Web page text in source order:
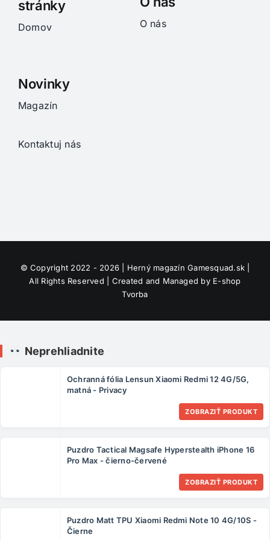
stránky
Domov O nás
Novinky
Magazín
Kontaktuj nás
© Copyright 2022 - 2026 | Herný magazínGamesquad.sk
All Rights Reserved | Created and Managed by E-shop
Tvorba
Neprehliadnite
Ochranná fólia Lensun Xiaomi Redmi 12 4G/5G,
matná - Privacy
ZOBRAZIŤ PRODUKT
Puzdro Tactical Magsafe Hyperstealth iPhone 16
Pro Max - čierno-červené
ZOBRAZIŤ PRODUKT
Puzdro Matt TPU Xiaomi Redmi Note 10 4G/10S -
Čierne